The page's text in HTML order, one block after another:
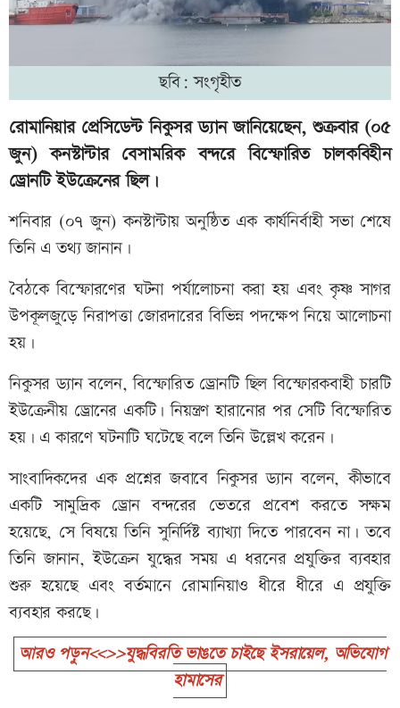
ছবি: সংগৃহীত
রোমানিয়ার প্রেসিডেন্ট নিকুসর ড্যান জানিয়েছেন, শুক্রবার (০৫
জুন) কনস্টান্টার বেসামরিক বন্দরে বিস্ফোরিত চালকবিহীন
ড্রোনটি ইউক্রেনের ছিল।
শনিবার (০৭ জুন) কনস্টান্টায় অনুষ্ঠিত এক কার্যনির্বাহী সভা শেষে
তিনি এ তথ্য জানান।
বৈঠকে বিস্ফোরণের ঘটনা পর্যালোচনা করা হয় এবং কৃষ্ণ সাগর
উপকূলজুড়ে নিরাপত্তা জোরদারের বিভিন্ন পদক্ষেপ নিয়ে আলোচনা
হয়।
নিকুসর ড্যান বলেন, বিস্ফোরিত ড্রোনটি ছিল বিস্ফোরকবাহী চারটি
ইউক্রেনীয় ড্রোনের একটি। নিয়ন্ত্রণ হারানোর পর সেটি বিস্ফোরিত
হয়। এ কারণে ঘটনাটি ঘটেছে বলে তিনি উল্লেখ করেন।
সাংবাদিকদের এক প্রশ্নের জবাবে নিকুসর ড্যান বলেন, কীভাবে
একটি সামুদ্রিক ড্রোন বন্দরের ভেতরে প্রবেশ করতে সক্ষম
হয়েছে, সে বিষয়ে তিনি সুনির্দিষ্ট ব্যাখ্যা দিতে পারবেন না। তবে
তিনি জানান, ইউক্রেন যুদ্ধের সময় এ ধরনের প্রযুক্তির ব্যবহার
শুরু হয়েছে এবং বর্তমানে রোমানিয়াও ধীরে ধীরে এ প্রযুক্তি
ব্যবহার করছে।
আরও পড়ুন<<>>যুদ্ধবিরতি ভাঙতে চাইছে ইসরায়েল, অভিযোগ
হামাসের